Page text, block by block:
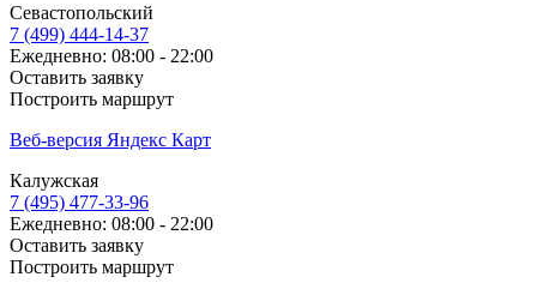
Севастопольский
7 (499) 444-14-37
Ежедневно: 08:00 - 22:00
Оставить заявку
Построить маршрут
Веб-версия Яндекс Карт
Калужская
7 (495) 477-33-96
Ежедневно: 08:00 - 22:00
Оставить заявку
Построить маршрут